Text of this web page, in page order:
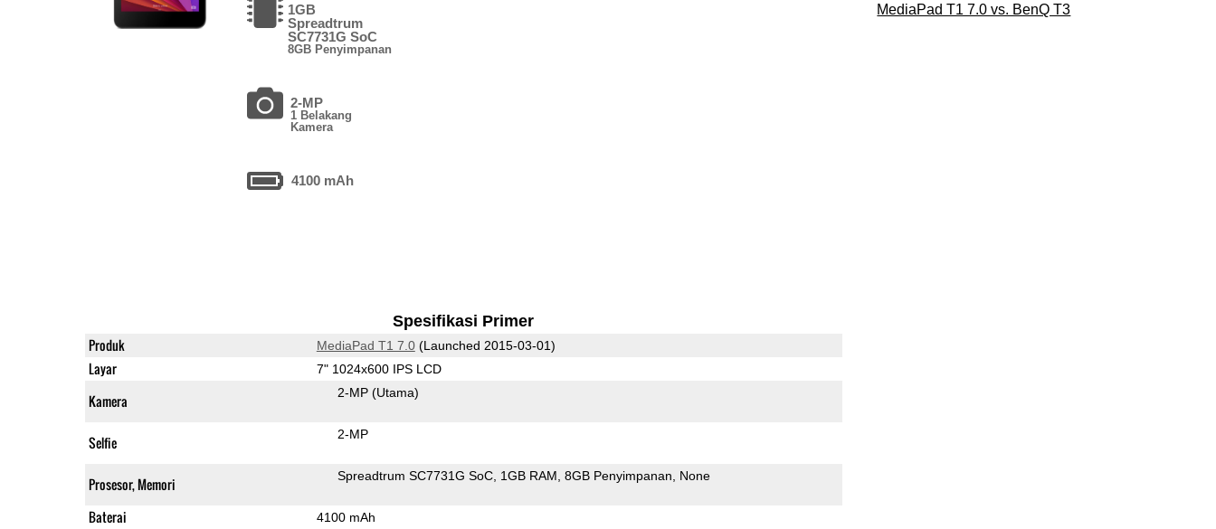
1GB
Spreadtrum
SC7731G SoC
8GB Penyimpanan
2-MP
1 Belakang
Kamera
4100 mAh
Spesifikasi Primer
Produk MediaPad T1 7.0(Launched 2015-03-01)
Layar 7" 1024x600 IPS LCD
Kamera 2-MP (Utama)
Selfie 2-MP
Prosesor, Memori Spreadtrum SC7731G SoC 1GB RAM 8GB Penyimpanan None
Baterai 4100 mAh
MediaPad T1 7.0 vs. BenQ T3